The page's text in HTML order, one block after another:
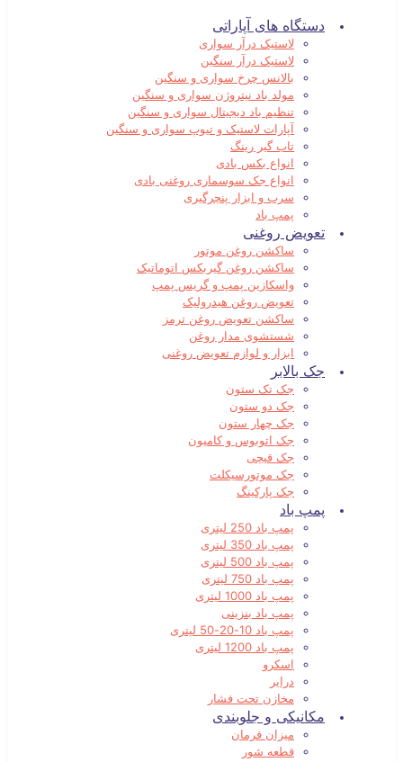
دستگاه های آپاراتی
لاستیک درآر سواری
لاستیک درآر سنگین
بالانس چرخ سواری و سنگین
مولد باد نیتروژن سواری و سنگین
تنظیم باد دیجیتال سواری و سنگین
آپارات لاستیک و تیوپ سواری و سنگین
تاب گیر رینگ
انواع بکس بادی
انواع جک سوسماری روغنی بادی
سرب و ابزار پنچرگیری
پمپ باد
تعویض روغنی
ساکشن روغن موتور
ساکشن روغن گیربکس اتوماتیک
واسکازین پمپ و گریس پمپ
تعویض روغن هیدرولیک
ساکشن تعویض روغن ترمز
شستشوی مدار روغن
ابزار و لوازم تعویض روغنی
جک بالابر
جک تک ستون
جک دو ستون
جک چهار ستون
جک اتوبوس و کامیون
جک قیچی
جک موتورسیکلت
جک پارکینگ
پمپ باد
پمپ باد 250 لیتری
پمپ باد 350 لیتری
پمپ باد 500 لیتری
پمپ باد 750 لیتری
پمپ باد 1000 لیتری
پمپ باد بنزینی
پمپ باد 10-20-50 لیتری
پمپ باد 1200 لیتری
اسکرو
درایر
مخازن تحت فشار
مکانیکی و جلوبندی
میزان فرمان
قطعه شور